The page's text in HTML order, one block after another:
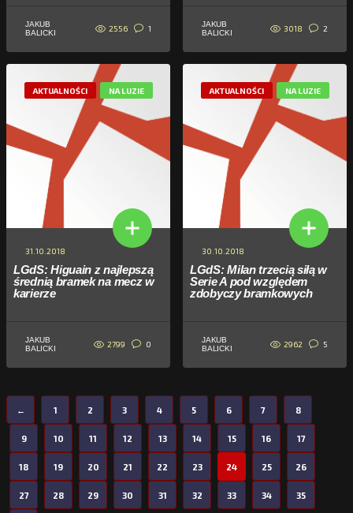
JAKUB
BALICKI
2556 1
JAKUB
BALICKI
3018 2
AKTUALNOŚCI NA LUZIE
31.10.2018
LGdS: Higuain z najlepszą
średnią bramek na mecz w
karierze
JAKUB
BALICKI
2799 0
AKTUALNOŚCI NA LUZIE
30.10.2018
LGdS: Milan trzecią siłą w
Serie A pod względem
zdobyczy bramkowych
JAKUB
BALICKI
2962 5
← 1 2 3 4 5 6 7 8
9 10 11 12 13 14 15 16 17
18 19 20 21 22 23 24 25 26
27 28 29 30 31 32 33 34 35